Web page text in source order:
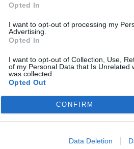
Opted In
I want to opt-out of processing my
Advertising.
Opted In
I want to opt-out of Collection, Use,
of my Personal Data that Is Unrelated
was collected.
Opted Out
CONFIRM
Data Deletion